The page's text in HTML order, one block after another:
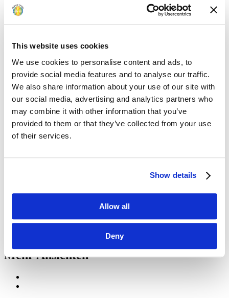
This website uses cookies
We use cookies to personalise content and ads, to
provide social media features and to analyse our traffic.
We also share information about your use of our site with
our social media, advertising and analytics partners who
may combine it with other information that you’ve
provided to them or that they’ve collected from your use
of their services.
Show details
Allow all
Deny
Vereinigtes Königreich
Golfrundreisen
Golf in den kanadischen Rockies
USA „R. Trent Jones Golf Trail“
USA (Golf und Nationalparks)
Südafrika Golf-Safari
Golf- und Erlebnisreise Vietnam
Hongkong und Mission Hills
Golf- und Kulturreise Thailand
Golf in den kanadischen atlantischen Provinzen
Turnierreisen
Mehr Ansichten